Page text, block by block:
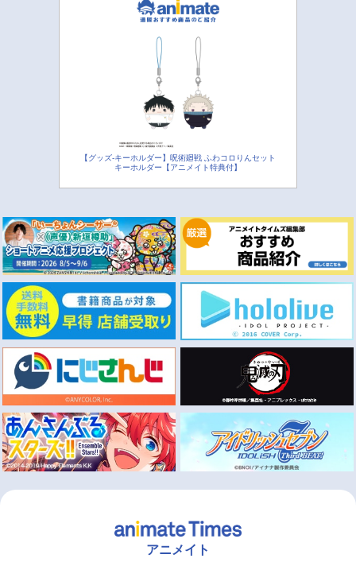
【グッズ-キーホルダー】呪術廻戦 ふわコロりんセット
キーホルダー【アニメイト特典付】
アニメイト